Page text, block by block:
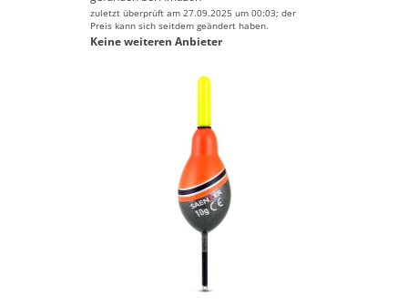
zuletzt überprüft am 27.09.2025 um 00:03; der
Preis kann sich seitdem geändert haben.
Keine weiteren Anbieter